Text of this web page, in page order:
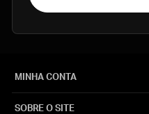
MINHA CONTA
SOBRE O SITE